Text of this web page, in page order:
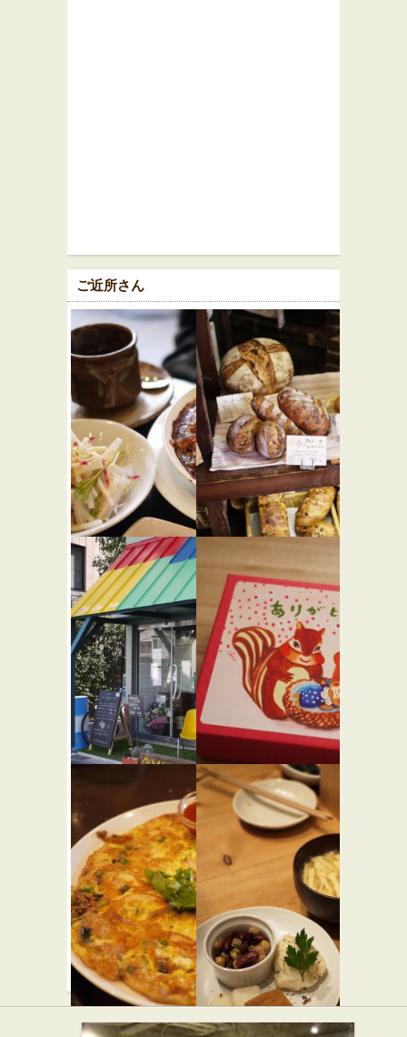
ご近所さん
山手茶屋
★☆☆
カフェ・喫茶店
ルヴァン
富ヶ谷店
★☆☆
パン屋
ミ チョリ
パン ★☆☆
パン屋
西光亭 本
★☆☆
スイーツ